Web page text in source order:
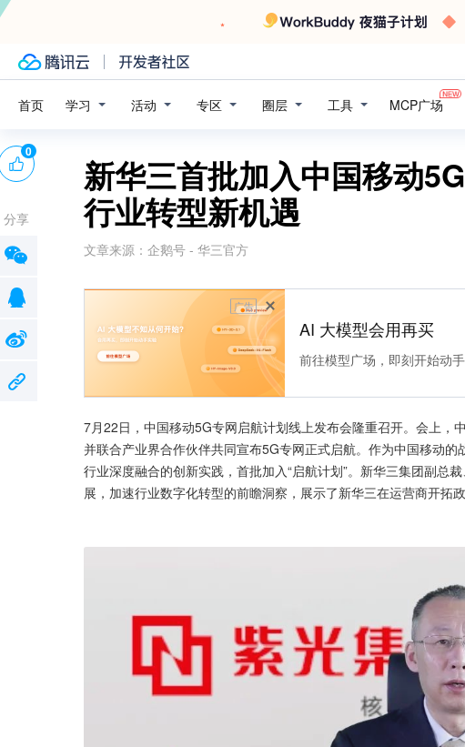
首页 学习 活动 专区 圈层 工具 MCP广场
新华三首批加入中国移动
行业转型新机遇
文章来源： 企鹅号 - 华三官方
广告
AI 大模型会用再买
前往模型广场，即刻开始动
7月22日，中国移动5G专网启航计划线上发布会隆重召开。会上，
并联合产业界合作伙伴共同宣布5G专网正式启航。作为中国移动
行业深度融合的创新实践，首批加入“启航计划”。新华三集团副总
展，加速行业数字化转型的前瞻洞察，展示了新华三在运营商开拓
0
分享